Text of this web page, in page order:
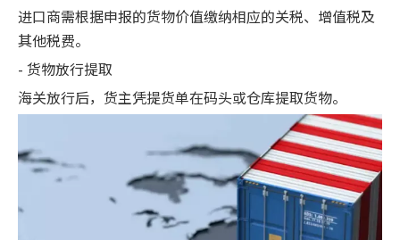
进口商需根据申报的货物价值缴纳相应的关税、增值税及
其他税费。
- 货物放行提取
海关放行后，货主凭提货单在码头或仓库提取货物。